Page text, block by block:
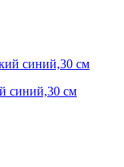
синий,30 см